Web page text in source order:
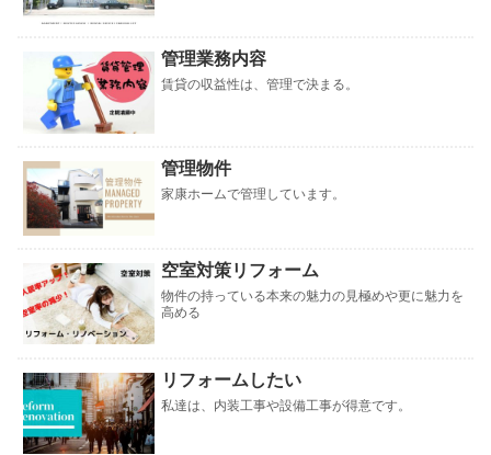
管理業務内容
賃貸の収益性は、管理で決まる。
管理物件
家康ホームで管理しています。
空室対策リフォーム
物件の持っている本来の魅力の見極めや更に魅力を
高める
リフォームしたい
私達は、内装工事や設備工事が得意です。